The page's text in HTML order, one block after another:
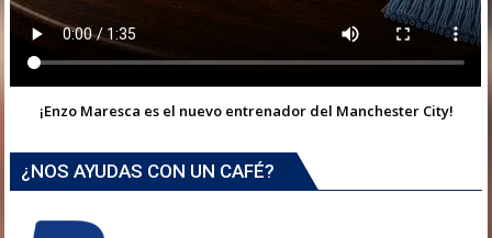
¡Enzo Maresca es el nuevo entrenador del Manchester City!
¿NOS AYUDAS CON UN CAFÉ?